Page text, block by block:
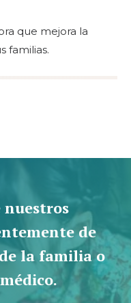
que mejora la
familias.
nuestros
de
la familia o